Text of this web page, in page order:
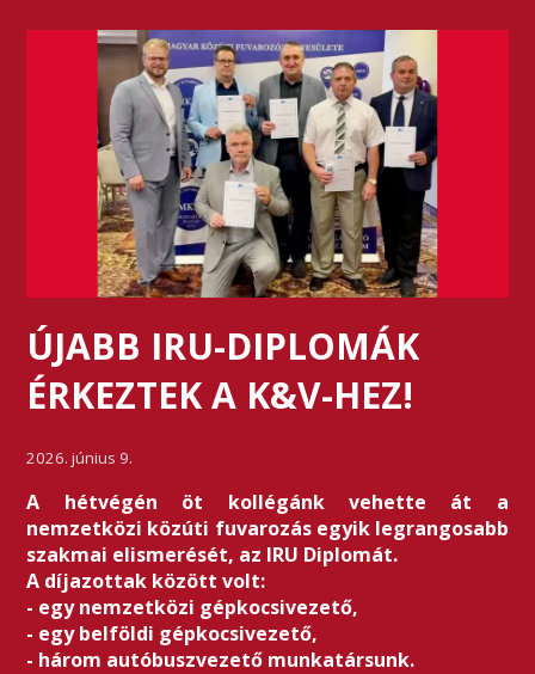
ÚJABB IRU-DIPLOMÁK
ÉRKEZTEK A K&V-HEZ!
2026. június 9.
A hétvégén öt kollégánk vehette át a
nemzetközi közúti fuvarozás egyik legrangosabb
szakmai elismerését, az IRU Diplomát.
A díjazottak között volt:
- egy nemzetközi gépkocsivezető,
- egy belföldi gépkocsivezető,
- három autóbuszvezető munkatársunk.